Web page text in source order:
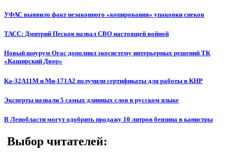
УФАС выявило факт незаконного «копирования» упаковки снеков
ТАСС: Дмитрий Песков назвал СВО настоящей войной
Новый шоурум Orac дополнил экосистему интерьерных решений ТК
«Каширский Двор»
Ка-32А11М и Ми-171А2 получили сертификаты для работы в КНР
Эксперты назвали 5 самых длинных слов в русском языке
В Ленобласти могут одобрить продажу 10 литров бензина в канистры
Выбор читателей: